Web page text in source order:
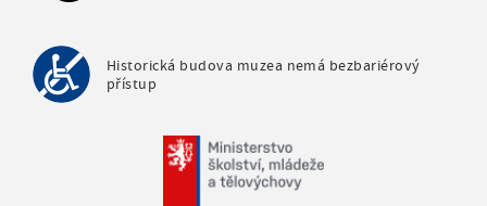
Historická budova muzea nemá bezbariérový
přístup